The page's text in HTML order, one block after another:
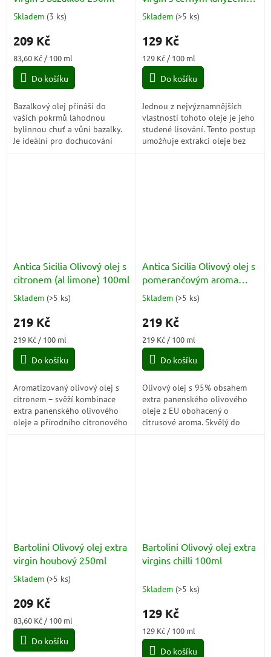
Průměrné
produktu
5,0
5
Skladem (3 ks)
209 Kč
Měrná
cena:
83,60 Kč / 100 ml
Do košíku
Bazalkový olej přináší do
vašich pokrmů lahodnou
bylinnou chuť a vůni bazalky.
Je ideální pro dochucování
100ml
Průměrné
produktu
5,0
5
Skladem (>5 ks)
129 Kč
Měrná
cena:
129 Kč / 100 ml
Do košíku
Jednou z nejvýznamnějších
vlastností tohoto oleje je jeho
studené lisování. Tento postup
umožňuje extrakci oleje bez
Antica Sicilia Olivový olej s
citronem (al limone) 100ml
Průměrné
produktu
5,0
5
Skladem (>5 ks)
219 Kč
Měrná
cena:
219 Kč / 100 ml
Do košíku
Aromatizovaný olivový olej s
citronem – svěží kombinace
extra panenského olivového
oleje a přírodního citronového
Antica Sicilia Olivový olej s
pomerančovým aroma
(all'arancia) 100ml
Průměrné
produktu
5,0
5
Skladem (>5 ks)
219 Kč
Měrná
cena:
219 Kč / 100 ml
Do košíku
Olivový olej s 95% obsahem
extra panenského olivového
oleje z EU obohacený o
citrusové aroma. Skvělý do
Bartolini Olivový olej extra
virgin houbový 250ml
Průměrné
produktu
5,0
5
Skladem (>5 ks)
209 Kč
Měrná
cena:
83,60 Kč / 100 ml
Do košíku
Bartolini Olivový olej extra
virgins chilli 100ml
Skladem (>5 ks)
129 Kč
Měrná
cena:
129 Kč / 100 ml
Do košíku